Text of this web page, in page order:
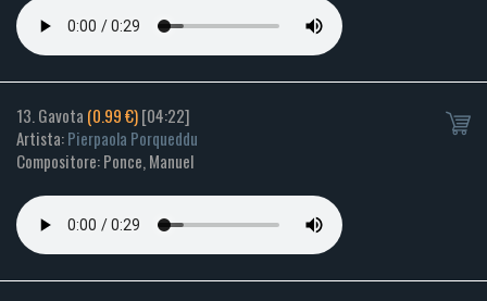
13. Gavota (0.99 €)[04:22]
Artista:Pierpaola Porqueddu
Compositore: Ponce, Manuel